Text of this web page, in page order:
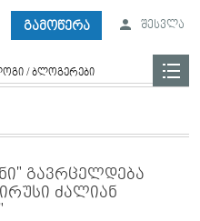
გამოწერა შესვლა
/ ბლოგერები
გავრცელდება
ძალიან